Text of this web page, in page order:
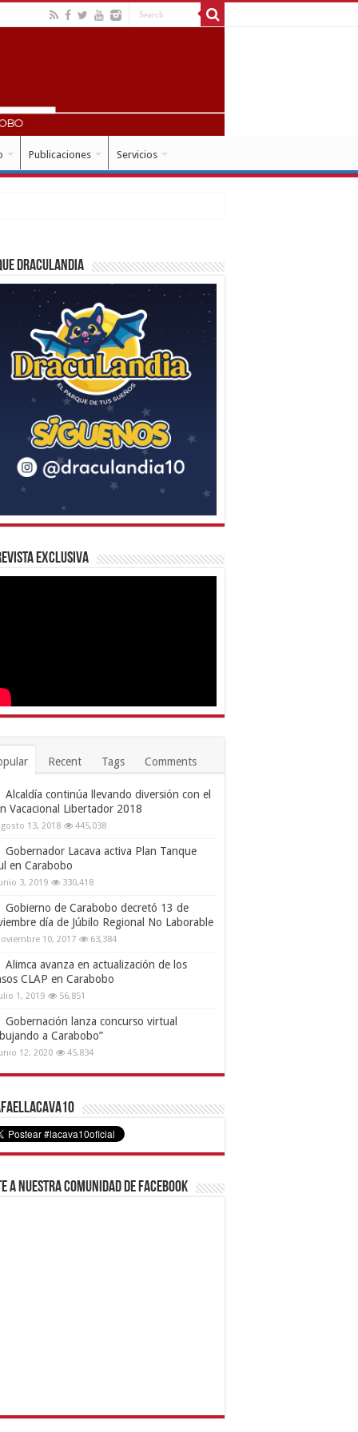
Publicaciones Servicios
Draculandia
Exclusiva
Recent Tags Comments
Alcaldía continúa llevando diversión con el
Vacacional Libertador 2018
13, 2018 445,038
Gobernador Lacava activa Plan Tanque
en Carabobo
3, 2019 330,418
Gobierno de Carabobo decretó 13 de
día de Júbilo Regional No Laborable
10, 2017 63,384
Alimca avanza en actualización de los
CLAP en Carabobo
1, 2019 56,851
Gobernación lanza concurso virtual
a Carabobo”
12, 2020 45,834
a nuestra comunidad de Facebook